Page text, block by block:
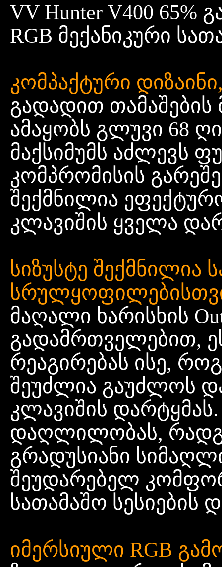
VV Hunter V400
RGB მექანიკური
კომპაქტური
გადადით თამაშების
ამაყობს გლუვი 68
მაქსიმუმს აძლევს
კომპრომისის
შექმნილია
კლავიშის ყველა
სიზუსტე შექმნილია
მაღალი ხარისხის
გადამრთველებით,
რეაგირებას ისე,
შეუძლია გაუძლოს
კლავიშის
დაღლილობას,
გრადუსიანი
შეუდარებელ
სათამაშო სესიების
იმერსიული RGB